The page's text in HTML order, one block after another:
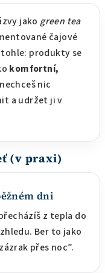
jakogreen tea
čajové
produkty se
komfortní,
nic
a udržet ji v
(v praxi)
dni
z tepla do
Ber to jako
přes noc”.